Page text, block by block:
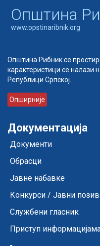
Oпштина
www.opstinaribnik.org
Општина Рибник се
карактеристици се налази
Републици Српској.
Опширније
Документација
Документи
Обрасци
Јавне набавке
Конкурси / Јавни
Службени гласник
Приступ